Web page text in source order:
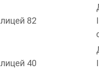
лицей 82
лицей 40